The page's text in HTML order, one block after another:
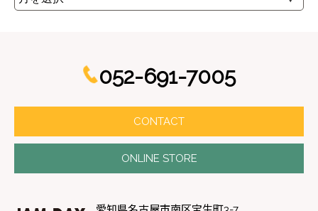
052-691-7005
CONTACT
ONLINE STORE